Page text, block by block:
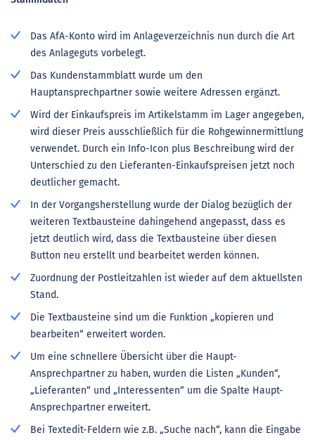
Das AfA-Konto wird im Anlageverzeichnis nun durch die Art
des Anlageguts vorbelegt.
Das Kundenstammblatt wurde um den
Hauptansprechpartner sowie weitere Adressen ergänzt.
Wird der Einkaufspreis im Artikelstamm im Lager angegeben,
wird dieser Preis ausschließlich für die Rohgewinnermittlung
verwendet. Durch ein Info-Icon plus Beschreibung wird der
Unterschied zu den Lieferanten-Einkaufspreisen jetzt noch
deutlicher gemacht.
In der Vorgangsherstellung wurde der Dialog bezüglich der
weiteren Textbausteine dahingehend angepasst, dass es
jetzt deutlich wird, dass die Textbausteine über diesen
Button neu erstellt und bearbeitet werden können.
Zuordnung der Postleitzahlen ist wieder auf dem aktuellsten
Stand.
Die Textbausteine sind um die Funktion „kopieren und
bearbeiten“ erweitert worden.
Um eine schnellere Übersicht über die Haupt-
Ansprechpartner zu haben, wurden die Listen „Kunden“,
„Lieferanten“ und „Interessenten“ um die Spalte Haupt-
Ansprechpartner erweitert.
Bei Textedit-Feldern wie z.B. „Suche nach“, kann die Eingabe